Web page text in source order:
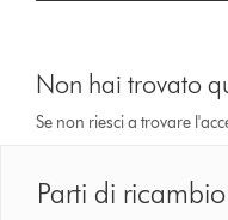
Non hai trovato
Se non riesci a trovare
Parti di